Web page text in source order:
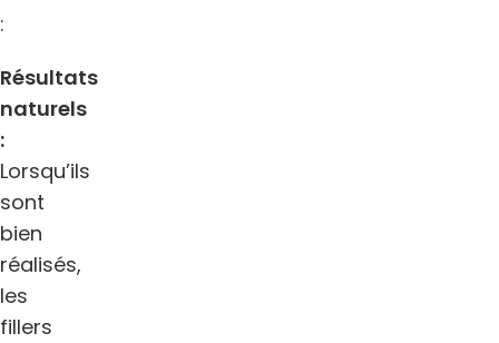
:
Résultats
naturels
:
Lorsqu’ils
sont
bien
réalisés,
les
fillers